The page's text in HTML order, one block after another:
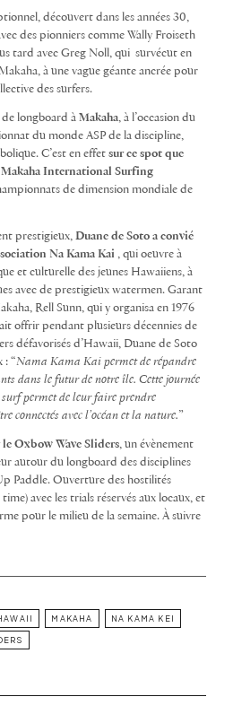
découvert dans les années 30,
des pionniers comme Wally Froiseth
tard avec Greg Noll, qui survécut en
à une vague géante ancrée pour
des surfers.
longboard à Makaha, à l’occasion du
du monde ASP de la discipline,
C’est en effet sur ce spot que
Makaha International Surfing
de dimension mondiale de
prestigieux, Duane de Soto a convié
Na Kama Kai , qui oeuvre à
et culturelle des jeunes Hawaiiens, à
avec de prestigieux watermen. Garant
Rell Sunn, qui y organisa en 1976
offrir pendant plusieurs décennies de
défavorisés d’Hawaii, Duane de Soto
: “Nama Kama Kai permet de répandre
dans le futur de notre île. Cette journée
permet de leur faire prendre
connectés avec l’océan et la nature.”
Oxbow Wave Sliders, un évènement
autour du longboard des disciplines
Paddle. Ouverture des hostilités
avec les trials réservés aux locaux, et
pour le milieu de la semaine. À suivre
MAKAHA NA KAMA KEI